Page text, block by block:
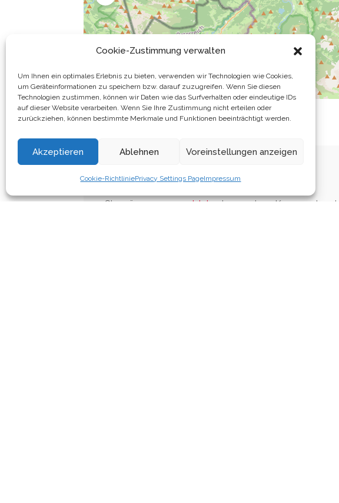
Cookie-Zustimmung verwalten
Um Ihnen ein optimales Erlebnis zu bieten, verwenden wir Technologien wie Cookies,
um Geräteinformationen zu speichern bzw. darauf zuzugreifen. Wenn Sie diesen
Technologien zustimmen, können wir Daten wie das Surfverhalten oder eindeutige IDs
auf dieser Website verarbeiten. Wenn Sie Ihre Zustimmung nicht erteilen oder
zurückziehen, können bestimmte Merkmale und Funktionen beeinträchtigt werden.
Akzeptieren Ablehnen Voreinstellungen anzeigen
Cookie-RichtliniePrivacy Settings PageImpressum
Bewertung hinzufügen
Sie müssenangemeldetsein, um einen Kommentar